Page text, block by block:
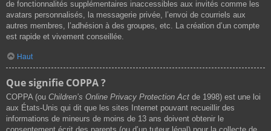
de fonctionnalités supplémentaires inaccessibles aux invités comme les
avatars personnalisés, la messagerie privée, l’envoi de courriels aux
autres membres, l’adhésion à des groupes, etc. La création d’un compte
est rapide et vivement conseillée.
Haut
Que signifie COPPA ?
COPPA (ou Children’s Online Privacy Protection Act de 1998) est une loi
aux États-Unis qui dit que les sites Internet pouvant recueillir des
informations de mineurs de moins de 13 ans doivent obtenir le